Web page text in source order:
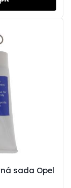
sada Opel